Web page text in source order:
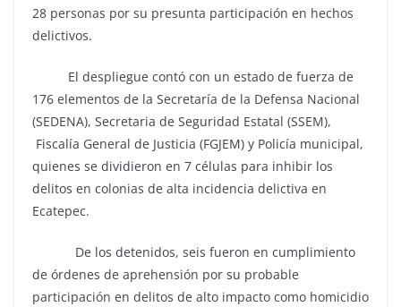
28 personas por su presunta participación en hechos
delictivos.
El despliegue contó con un estado de fuerza de
176 elementos de la Secretaría de la Defensa Nacional
(SEDENA), Secretaria de Seguridad Estatal (SSEM),
Fiscalía General de Justicia (FGJEM) y Policía municipal,
quienes se dividieron en 7 células para inhibir los
delitos en colonias de alta incidencia delictiva en
Ecatepec.
De los detenidos, seis fueron en cumplimiento
de órdenes de aprehensión por su probable
participación en delitos de alto impacto como homicidio